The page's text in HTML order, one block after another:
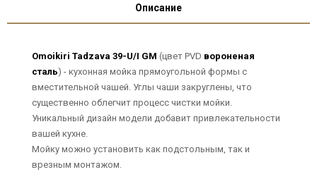
Описание
Omoikiri Tadzava 39-U/I GM (цвет PVD вороненая
сталь) - кухонная мойка прямоугольной формы с
вместительной чашей. Углы чаши закруглены, что
существенно облегчит процесс чистки мойки.
Уникальный дизайн модели добавит привлекательности
вашей кухне.
Мойку можно установить как подстольным, так и
врезным монтажом.